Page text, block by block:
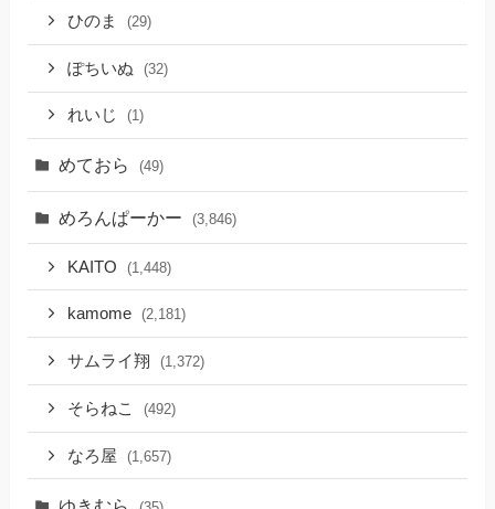
ひのま (29)
ぽちいぬ (32)
れいじ (1)
めておら (49)
めろんぱーかー (3,846)
KAITO (1,448)
kamome (2,181)
サムライ翔 (1,372)
そらねこ (492)
なろ屋 (1,657)